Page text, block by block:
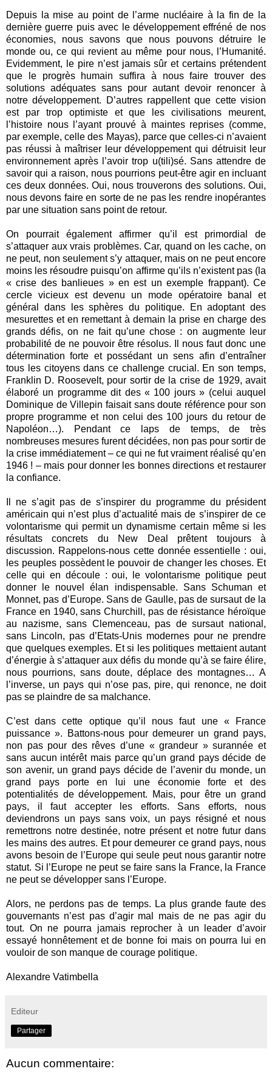
Depuis la mise au point de l’arme nucléaire à la fin de la
dernière guerre puis avec le développement effréné de nos
économies, nous savons que nous pouvons détruire le
monde ou, ce qui revient au même pour nous, l’Humanité.
Evidemment, le pire n’est jamais sûr et certains prétendent
que le progrès humain suffira à nous faire trouver des
solutions adéquates sans pour autant devoir renoncer à
notre développement. D’autres rappellent que cette vision
est par trop optimiste et que les civilisations meurent,
l’histoire nous l’ayant prouvé à maintes reprises (comme,
par exemple, celle des Mayas), parce que celles-ci n’avaient
pas réussi à maîtriser leur développement qui détruisit leur
environnement après l’avoir trop u(tili)sé. Sans attendre de
savoir qui a raison, nous pourrions peut-être agir en incluant
ces deux données. Oui, nous trouverons des solutions. Oui,
nous devons faire en sorte de ne pas les rendre inopérantes
par une situation sans point de retour.
On pourrait également affirmer qu’il est primordial de
s’attaquer aux vrais problèmes. Car, quand on les cache, on
ne peut, non seulement s’y attaquer, mais on ne peut encore
moins les résoudre puisqu’on affirme qu’ils n’existent pas (la
« crise des banlieues » en est un exemple frappant). Ce
cercle vicieux est devenu un mode opératoire banal et
général dans les sphères du politique. En adoptant des
mesurettes et en remettant à demain la prise en charge des
grands défis, on ne fait qu’une chose : on augmente leur
probabilité de ne pouvoir être résolus. Il nous faut donc une
détermination forte et possédant un sens afin d’entraîner
tous les citoyens dans ce challenge crucial. En son temps,
Franklin D. Roosevelt, pour sortir de la crise de 1929, avait
élaboré un programme dit des « 100 jours » (celui auquel
Dominique de Villepin faisait sans doute référence pour son
propre programme et non celui des 100 jours du retour de
Napoléon…). Pendant ce laps de temps, de très
nombreuses mesures furent décidées, non pas pour sortir de
la crise immédiatement – ce qui ne fut vraiment réalisé qu’en
1946 ! – mais pour donner les bonnes directions et restaurer
la confiance.
Il ne s’agit pas de s’inspirer du programme du président
américain qui n’est plus d’actualité mais de s’inspirer de ce
volontarisme qui permit un dynamisme certain même si les
résultats concrets du New Deal prêtent toujours à
discussion. Rappelons-nous cette donnée essentielle : oui,
les peuples possèdent le pouvoir de changer les choses. Et
celle qui en découle : oui, le volontarisme politique peut
donner le nouvel élan indispensable. Sans Schuman et
Monnet, pas d’Europe. Sans de Gaulle, pas de sursaut de la
France en 1940, sans Churchill, pas de résistance héroïque
au nazisme, sans Clemenceau, pas de sursaut national,
sans Lincoln, pas d’Etats-Unis modernes pour ne prendre
que quelques exemples. Et si les politiques mettaient autant
d’énergie à s’attaquer aux défis du monde qu’à se faire élire,
nous pourrions, sans doute, déplace des montagnes… A
l’inverse, un pays qui n’ose pas, pire, qui renonce, ne doit
pas se plaindre de sa malchance.
C’est dans cette optique qu’il nous faut une « France
puissance ». Battons-nous pour demeurer un grand pays,
non pas pour des rêves d’une « grandeur » surannée et
sans aucun intérêt mais parce qu’un grand pays décide de
son avenir, un grand pays décide de l’avenir du monde, un
grand pays porte en lui une économie forte et des
potentialités de développement. Mais, pour être un grand
pays, il faut accepter les efforts. Sans efforts, nous
deviendrons un pays sans voix, un pays résigné et nous
remettrons notre destinée, notre présent et notre futur dans
les mains des autres. Et pour demeurer ce grand pays, nous
avons besoin de l’Europe qui seule peut nous garantir notre
statut. Si l’Europe ne peut se faire sans la France, la France
ne peut se développer sans l’Europe.
Alors, ne perdons pas de temps. La plus grande faute des
gouvernants n’est pas d’agir mal mais de ne pas agir du
tout. On ne pourra jamais reprocher à un leader d’avoir
essayé honnêtement et de bonne foi mais on pourra lui en
vouloir de son manque de courage politique.
Alexandre Vatimbella
Editeur
Partager
Aucun commentaire: